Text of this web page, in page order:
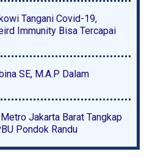
Tangani Covid-19,
Immunity Bisa Tercapai
SE, M.A.P Dalam
Jakarta Barat Tangkap
Pondok Randu